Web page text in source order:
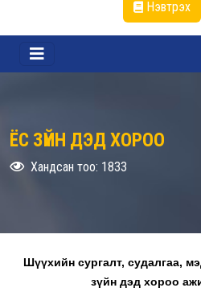
Нэвтрэх
ЁС ЗҮЙН ДЭД ХОРОО
Хандсан тоо: 1833
Шүүхийн сургалт, судалгаа,
зүйн дэд хороо